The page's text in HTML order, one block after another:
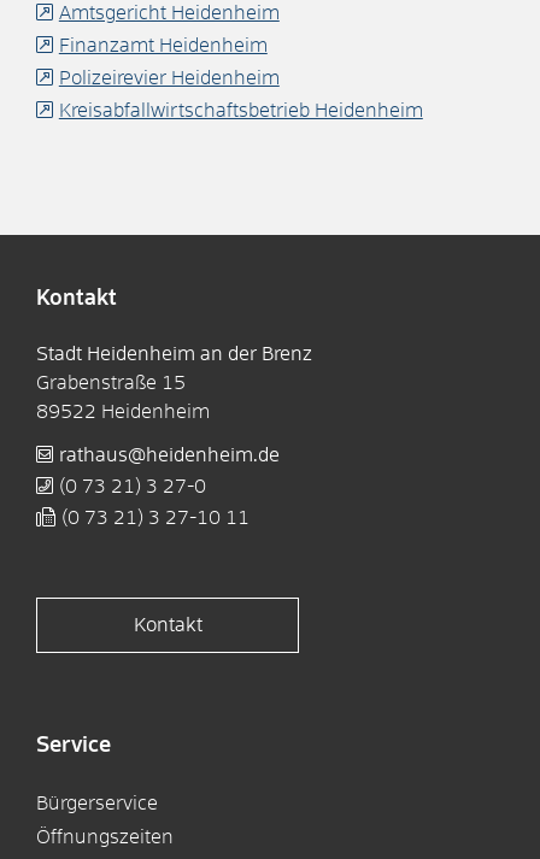
Amtsgericht Heidenheim
Finanzamt Heidenheim
Polizeirevier Heidenheim
Kreisabfallwirtschaftsbetrieb Heidenheim
Kontakt
Stadt Heidenheim an der Brenz
Grabenstraße 15
89522 Heidenheim
rathaus@heidenheim.de
(0 73 21) 3 27-0
(0 73 21) 3 27-10 11
Kontakt
Service
Bürgerservice
Öffnungszeiten